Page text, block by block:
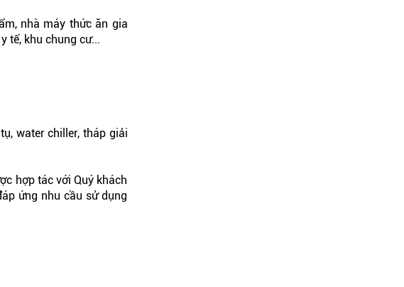
nhà máy thức ăn gia
tế, khu chung cư...
water chiller, tháp giải
hợp tác với Quý khách
ứng nhu cầu sử dụng